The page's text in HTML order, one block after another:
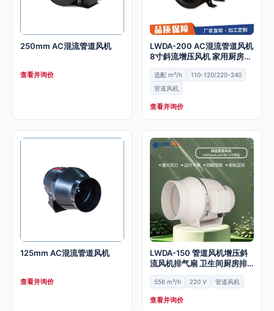
250mm AC混流管道风机
查看并询价
LWDA-200 AC混流管道风机
8寸斜流增压风机 家用厨房排
风扇
选配 m³/h
110-120/220-240
管道风机
查看并询价
125mm AC混流管道风机
查看并询价
LWDA-150 管道风机增压斜
流风机排气扇 卫生间厨房排
风扇 大风力换气扇
556 m³/h 220 V 管道风机
查看并询价